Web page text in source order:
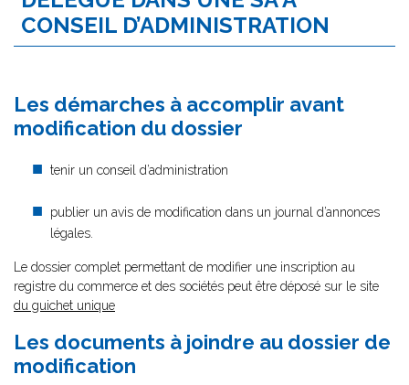
CONSEIL D’ADMINISTRATION
Les démarches à accomplir avant
modification du dossier
tenir un conseil d’administration
publier un avis de modification dans un journal d’annonces
légales.
Le dossier complet permettant de modifier une inscription au
registre du commerce et des sociétés peut être déposé sur le site
du guichet unique
Les documents à joindre au dossier de
modification